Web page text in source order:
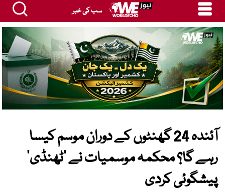
سب کی خبر
آئندہ 24 گھنٹوں کے دوران موسم کیسا
رہے گا؟ محکمہ موسمیات نے ’ٹھنڈی‘
پیشگوئی کردی